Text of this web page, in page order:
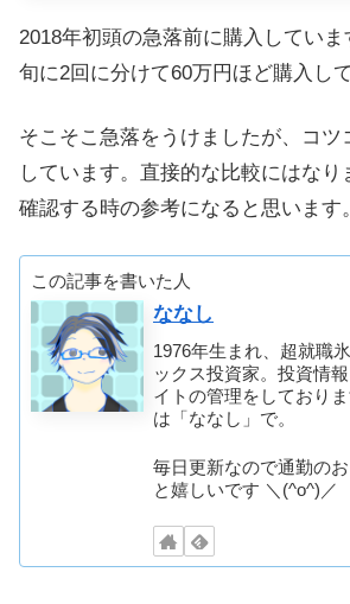
2018年初頭の急落前に購入していま
旬に2回に分けて60万円ほど購入し
そこそこ急落をうけましたが、コツ
しています。直接的な比較にはなり
確認する時の参考になると思います。
この記事を書いた人
ななし
1976年生まれ、超就職
ックス投資家。投資情
イトの管理をしており
は「ななし」で。
毎日更新なので通勤の
と嬉しいです ＼(^o^)／